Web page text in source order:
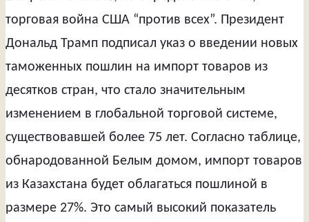
торговая война США “против всех”. Президент
Дональд Трамп подписал указ о введении новых
таможенных пошлин на импорт товаров из
десятков стран, что стало значительным
изменением в глобальной торговой системе,
существовавшей более 75 лет. Согласно таблице,
обнародованной Белым домом, импорт товаров
из Казахстана будет облагаться пошлиной в
размере 27%. Это самый высокий показатель